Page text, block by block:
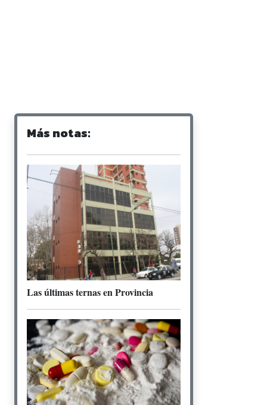
Más notas:
Las últimas ternas en Provincia